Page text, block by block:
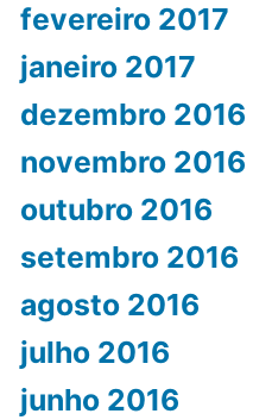
fevereiro 2017
janeiro 2017
dezembro 2016
novembro 2016
outubro 2016
setembro 2016
agosto 2016
julho 2016
junho 2016